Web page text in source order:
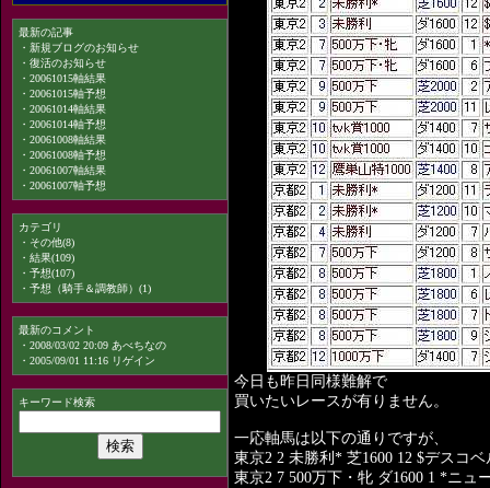
最新の記事
・ 新規ブログのお知らせ
・ 復活のお知らせ
・ 20061015軸結果
・ 20061015軸予想
・ 20061014軸結果
・ 20061014軸予想
・ 20061008軸結果
・ 20061008軸予想
・ 20061007軸結果
・ 20061007軸予想
カテゴリ
・ その他(8)
・ 結果(109)
・ 予想(107)
・ 予想（騎手＆調教師）(1)
最新のコメント
・ 2008/03/02 20:09 あべちなの
・ 2005/09/01 11:16 リゲイン
キーワード検索
今日も昨日同様難解で
買いたいレースが有りません。
一応軸馬は以下の通りですが、
東京2 2 未勝利* 芝1600 12 $デ
東京2 7 500万下・牝 ダ1600 1 *ニ